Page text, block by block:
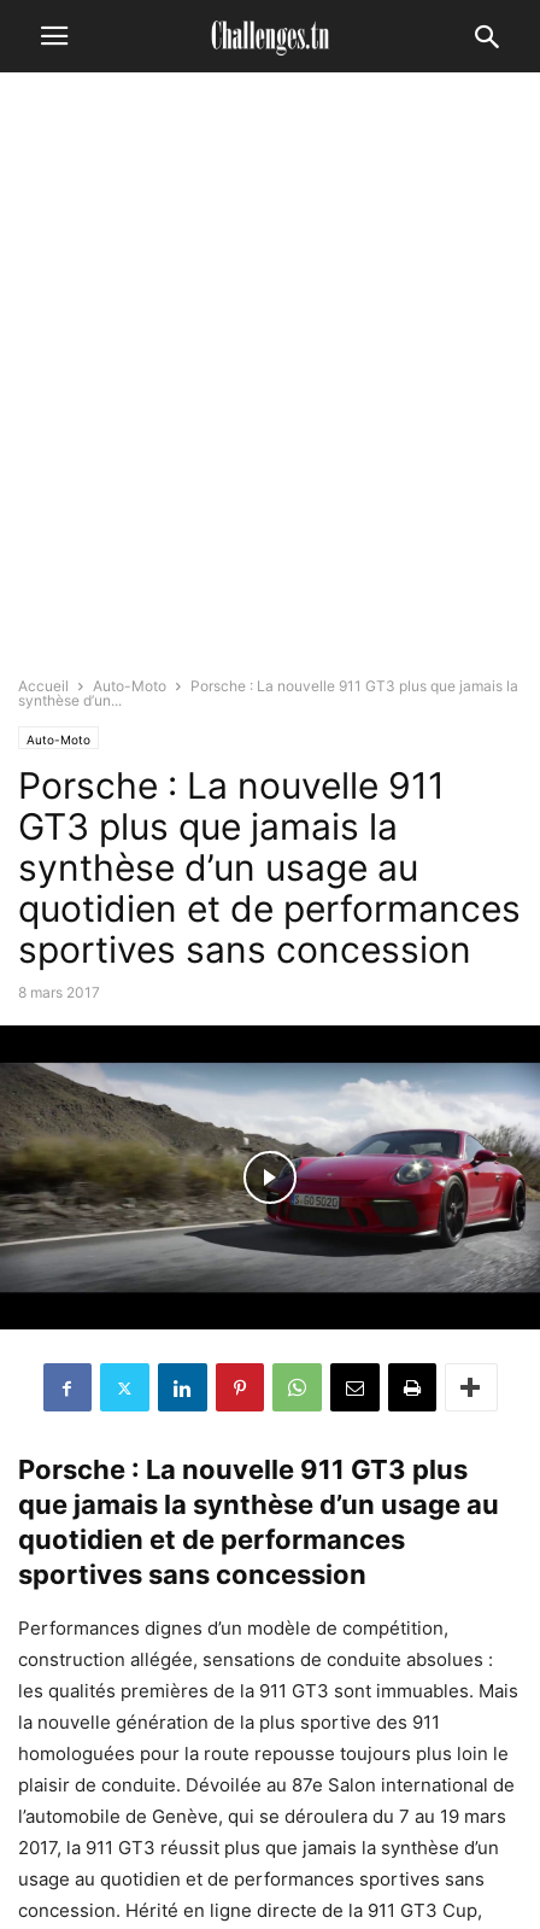
Accueil Auto-Moto
Porsche : La nouvelle 911 GT3 plus que jamais la
synthèse d’un...
Auto-Moto
Porsche : La nouvelle 911
GT3 plus que jamais la
synthèse d’un usage au
quotidien et de performances
sportives sans concession
8 mars 2017
Porsche : La nouvelle 911 GT3 plus
que jamais la synthèse d’un usage au
quotidien et de performances
sportives sans concession
Performances dignes d’un modèle de compétition,
construction allégée, sensations de conduite absolues :
les qualités premières de la 911 GT3 sont immuables. Mais
la nouvelle génération de la plus sportive des 911
homologuées pour la route repousse toujours plus loin le
plaisir de conduite. Dévoilée au 87e Salon international de
l’automobile de Genève, qui se déroulera du 7 au 19 mars
2017, la 911 GT3 réussit plus que jamais la synthèse d’un
usage au quotidien et de performances sportives sans
concession. Hérité en ligne directe de la 911 GT3 Cup,